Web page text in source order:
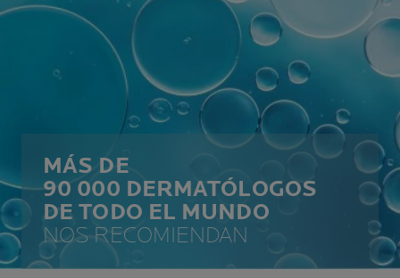
MÁS DE
90 000 DERMATÓLOGOS
DE TODO EL MUNDO
NOS RECOMIENDAN